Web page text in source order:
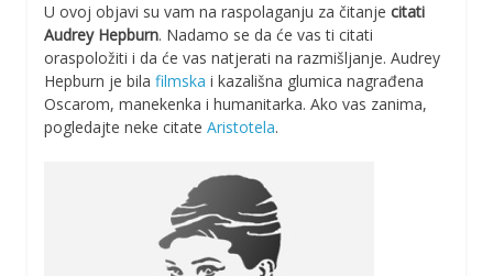
U ovoj objavi su vam na raspolaganju za čitanje citati
Audrey Hepburn. Nadamo se da će vas ti citati
oraspoložiti i da će vas natjerati na razmišljanje. Audrey
Hepburn je bila filmska i kazališna glumica nagrađena
Oscarom, manekenka i humanitarka. Ako vas zanima,
pogledajte neke citate Aristotela.